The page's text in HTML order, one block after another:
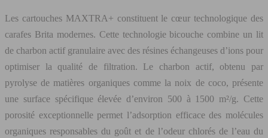
Les cartouches MAXTRA+ constituent le cœur technologique des
carafes Brita modernes. Cette technologie bicouche combine un lit
de charbon actif granulaire avec des résines échangeuses d’ions pour
optimiser la qualité de filtration. Le charbon actif, obtenu par
pyrolyse de matières organiques comme la noix de coco, présente
une surface spécifique élevée d’environ 500 à 1500 m²/g. Cette
porosité exceptionnelle permet l’adsorption efficace des molécules
organiques responsables du goût et de l’odeur chlorés de l’eau du